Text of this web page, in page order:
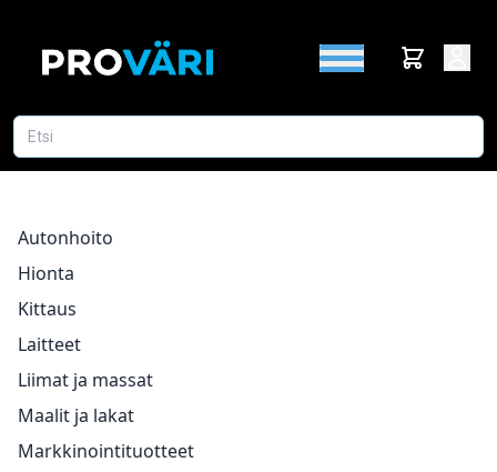
Autonhoito
Hionta
Kittaus
Laitteet
Liimat ja massat
Maalit ja lakat
Markkinointituotteet